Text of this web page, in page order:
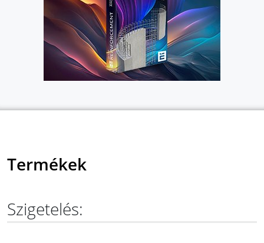
Termékek
Szigetelés: